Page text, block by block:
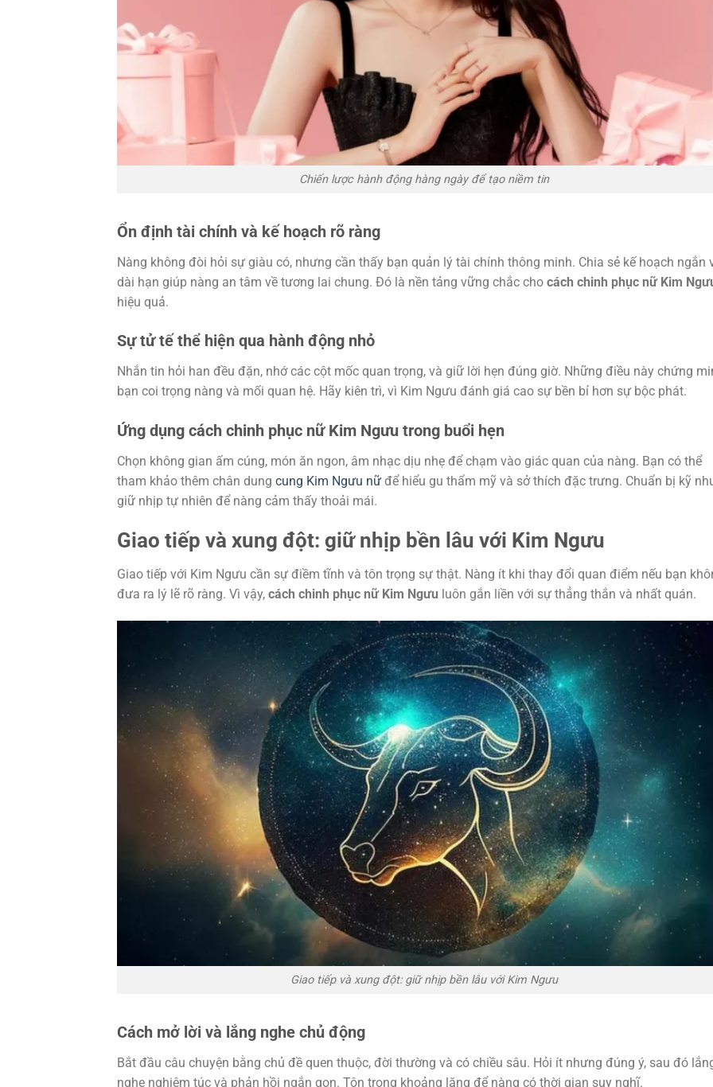
Chiến lược hành động hàng ngày để tạo niềm tin
Ổn định tài chính và kế hoạch rõ ràng
Nàng không đòi hỏi sự giàu có, nhưng cần thấy bạn quản lý tài chính thông minh. Chia sẻ kế hoạch ngắn
dài hạn giúp nàng an tâm về tương lai chung. Đó là nền tảng vững chắc cho cách chinh phục nữ Kim
hiệu quả.
Sự tử tế thể hiện qua hành động nhỏ
Nhắn tin hỏi han đều đặn, nhớ các cột mốc quan trọng, và giữ lời hẹn đúng giờ. Những điều này chứng
bạn coi trọng nàng và mối quan hệ. Hãy kiên trì, vì Kim Ngưu đánh giá cao sự bền bỉ hơn sự bộc phát.
Ứng dụng cách chinh phục nữ Kim Ngưu trong buổi hẹn
Chọn không gian ấm cúng, món ăn ngon, âm nhạc dịu nhẹ để chạm vào giác quan của nàng. Bạn có thể
tham khảo thêm chân dung cung Kim Ngưu nữ để hiểu gu thẩm mỹ và sở thích đặc trưng. Chuẩn bị kỹ
giữ nhịp tự nhiên để nàng cảm thấy thoải mái.
Giao tiếp và xung đột: giữ nhịp bền lâu với Kim Ngưu
Giao tiếp với Kim Ngưu cần sự điềm tĩnh và tôn trọng sự thật. Nàng ít khi thay đổi quan điểm nếu bạn
đưa ra lý lẽ rõ ràng. Vì vậy, cách chinh phục nữ Kim Ngưu luôn gắn liền với sự thẳng thắn và nhất quán.
Giao tiếp và xung đột: giữ nhịp bền lâu với Kim Ngưu
Cách mở lời và lắng nghe chủ động
Bắt đầu câu chuyện bằng chủ đề quen thuộc, đời thường và có chiều sâu. Hỏi ít nhưng đúng ý, sau đó
nghe nghiêm túc và phản hồi ngắn gọn. Tôn trọng khoảng lặng để nàng có thời gian suy nghĩ.